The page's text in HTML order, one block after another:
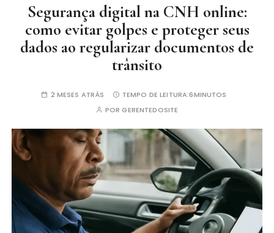
Segurança digital na CNH online:
como evitar golpes e proteger seus
dados ao regularizar documentos de
trânsito
2 MESES ATRÁS TEMPO DE LEITURA:6MINUTOS
PORGERENTEDOSITE